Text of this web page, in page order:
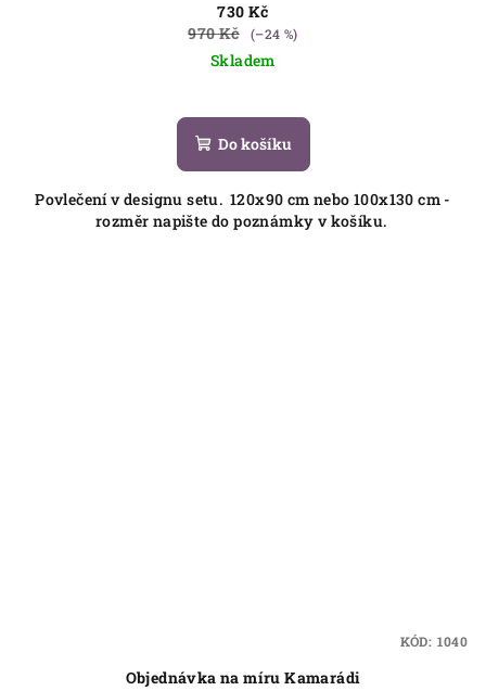
730 Kč
970 Kč
(–24 %)
Skladem
Do košíku
Povlečení v designu setu. 120x90 cm nebo 100x130 cm -
rozměr napište do poznámky v košíku.
Objednávka na míru Kamarádi
KÓD: 1040